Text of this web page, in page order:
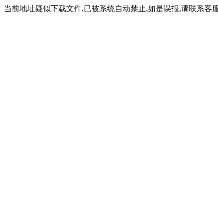
当前地址疑似下载文件,已被系统自动禁止,如是误报,请联系客